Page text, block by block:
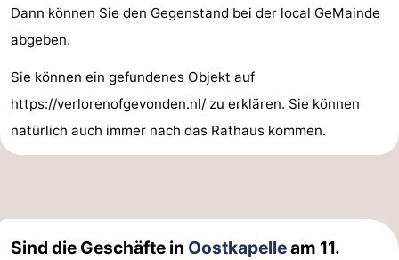
Dann können Sie den Gegenstand bei der local GeMainde
abgeben.
Sie können ein gefundenes Objekt auf
https://verlorenofgevonden.nl/ zu erklären. Sie können
natürlich auch immer nach das Rathaus kommen.
Sind die Geschäfte in Oostkapelleam 11.